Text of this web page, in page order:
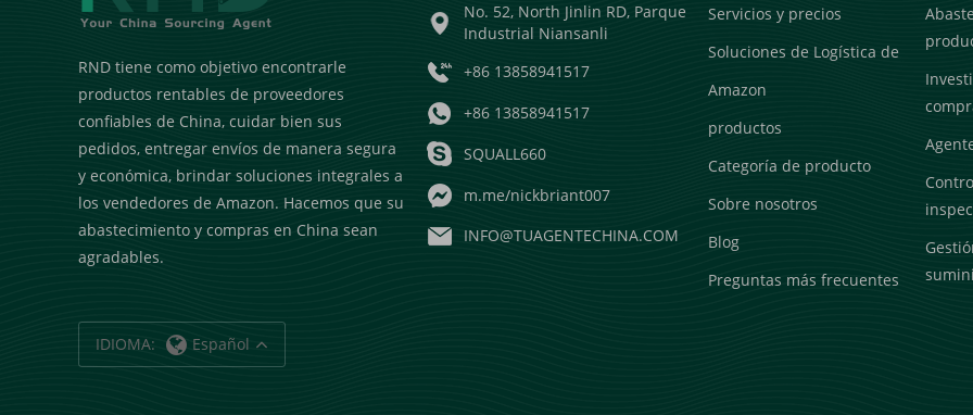
RND tiene como objetivo encontrarle
productos rentables de proveedores
confiables de China, cuidar bien sus
pedidos, entregar envíos de manera segura
y económica, brindar soluciones integrales a
los vendedores de Amazon. Hacemos que su
abastecimiento y compras en China sean
agradables.
IDIOMA: Español
No. 52, North Jinlin RD, Parque
Industrial Niansanli
+86 13858941517
+86 13858941517
SQUALL660
m.me/nickbriant007
INFO@TUAGENTECHINA.COM
Servicios y precios
Soluciones de Logística de
Amazon
productos
Categoría de producto
Sobre nosotros
Blog
Preguntas más frecuentes